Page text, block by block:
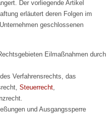
Der vorliegende Artikel
erläutert deren Folgen im
geschlossenen
Eilmaßnahmen durch
Verfahrensrechts, das
Steuerrecht,
und Ausgangssperre